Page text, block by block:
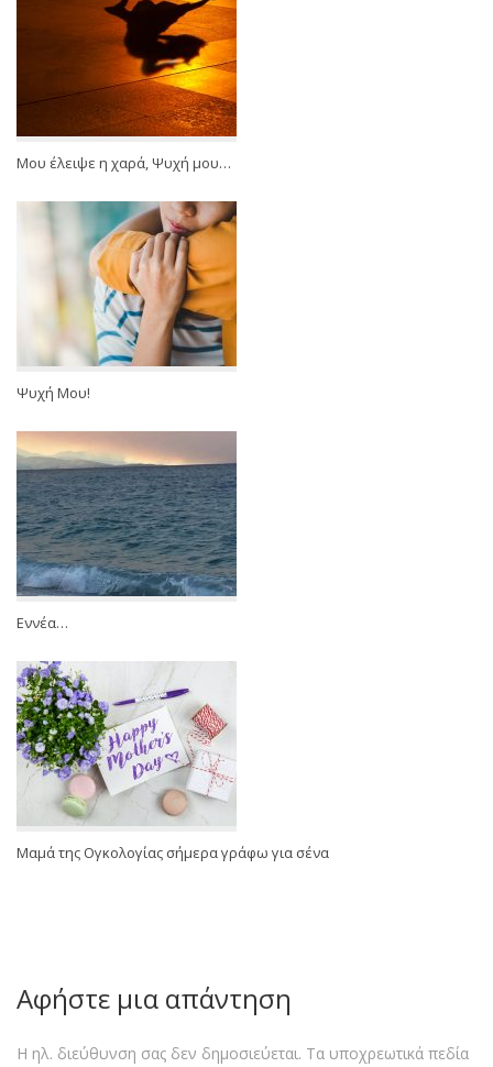
Μου έλειψε η χαρά, Ψυχή μου…
Ψυχή Μου!
Εννέα…
Μαμά της Ογκολογίας σήμερα γράφω για σένα
Αφήστε μια απάντηση
Η ηλ. διεύθυνση σας δεν δημοσιεύεται. Τα υποχρεωτικά πεδία